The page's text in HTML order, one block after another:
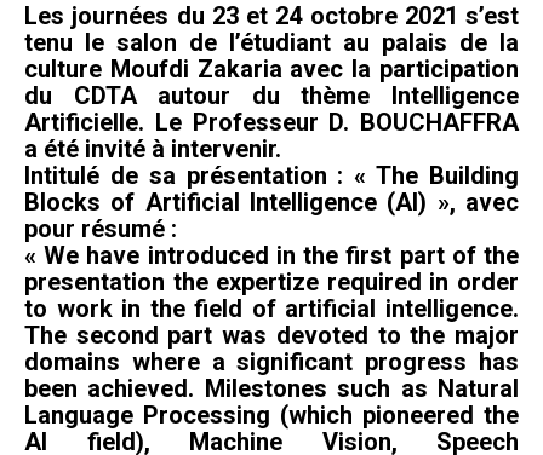
Les journées du 23 et 24 octobre 2021 s’est
tenu le salon de l’étudiant au palais de la
culture Moufdi Zakaria avec la participation
du CDTA autour du thème Intelligence
Artificielle. Le Professeur D. BOUCHAFFRA
a été invité à intervenir.
Intitulé de sa présentation : « The Building
Blocks of Artificial Intelligence (AI) », avec
pour résumé :
« We have introduced in the first part of the
presentation the expertize required in order
to work in the field of artificial intelligence.
The second part was devoted to the major
domains where a significant progress has
been achieved. Milestones such as Natural
Language Processing (which pioneered the
AI field), Machine Vision, Speech